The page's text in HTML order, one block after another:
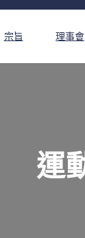
宗旨 理事會
運